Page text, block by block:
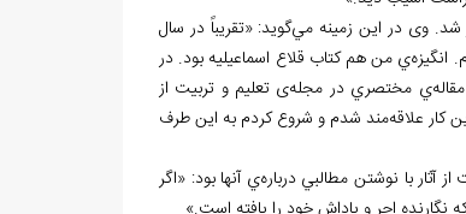
شد. وی در اين زمينه ميگويد: «تقريباً در سال
انگيزهي من هم كتاب قلاع اسماعيليه بود. در
ي مختصري در مجلهی تعليم و تربيت از
كار علاقهمند شدم و شروع كردم به اين طرف
آثار با نوشتن مطالبي دربارهي آن‏ها بود: «اگر